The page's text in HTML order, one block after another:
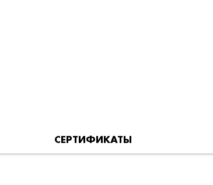
СЕРТИФИКАТЫ